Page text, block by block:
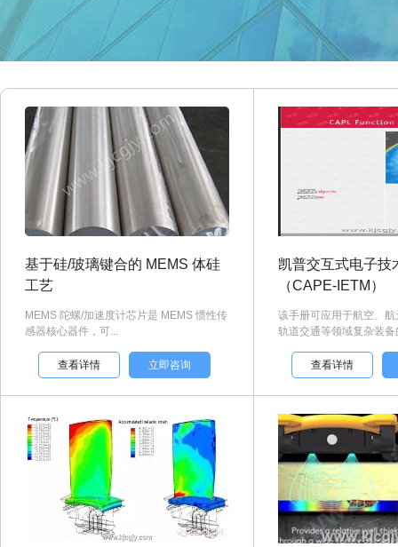
基于硅/玻璃键合的 MEMS 体硅
工艺
MEMS 陀螺/加速度计芯片是 MEMS 惯性传
感器核心器件，可...
查看详情 立即咨询
凯普交互式电子技
（CAPE-IETM）
该手册可应用于航空、
轨道交通等领域复杂装备
查看详情